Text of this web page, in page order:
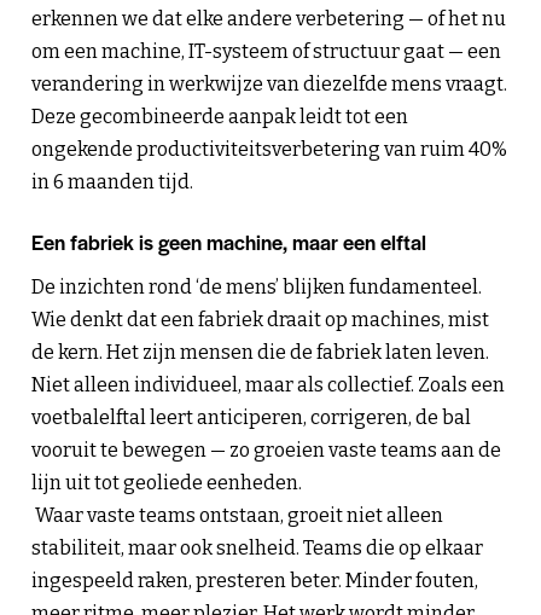
erkennen we dat elke andere verbetering — of het nu
om een machine, IT-systeem of structuur gaat — een
verandering in werkwijze van diezelfde mens vraagt.
Deze gecombineerde aanpak leidt tot een
ongekende productiviteitsverbetering van ruim 40%
in 6 maanden tijd.
Een fabriek is geen machine, maar een elftal
De inzichten rond ‘de mens’ blijken fundamenteel.
Wie denkt dat een fabriek draait op machines, mist
de kern. Het zijn mensen die de fabriek laten leven.
Niet alleen individueel, maar als collectief. Zoals een
voetbalelftal leert anticiperen, corrigeren, de bal
vooruit te bewegen — zo groeien vaste teams aan de
lijn uit tot geoliede eenheden.
Waar vaste teams ontstaan, groeit niet alleen
stabiliteit, maar ook snelheid. Teams die op elkaar
ingespeeld raken, presteren beter. Minder fouten,